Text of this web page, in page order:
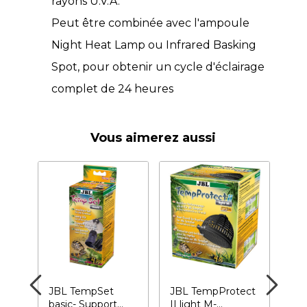
Peut être combinée avec l'ampoule
Night Heat Lamp ou Infrared Basking
Spot, pour obtenir un cycle d'éclairage
complet de 24 heures
Vous aimerez aussi
JBL TempSet
basic- Support
JBL TempProtect
II light M-